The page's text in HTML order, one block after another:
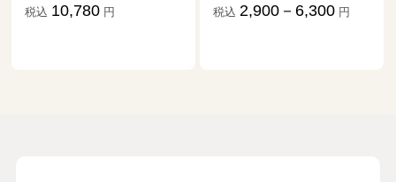
税込 10,780 円 税込 2,900－6,300 円